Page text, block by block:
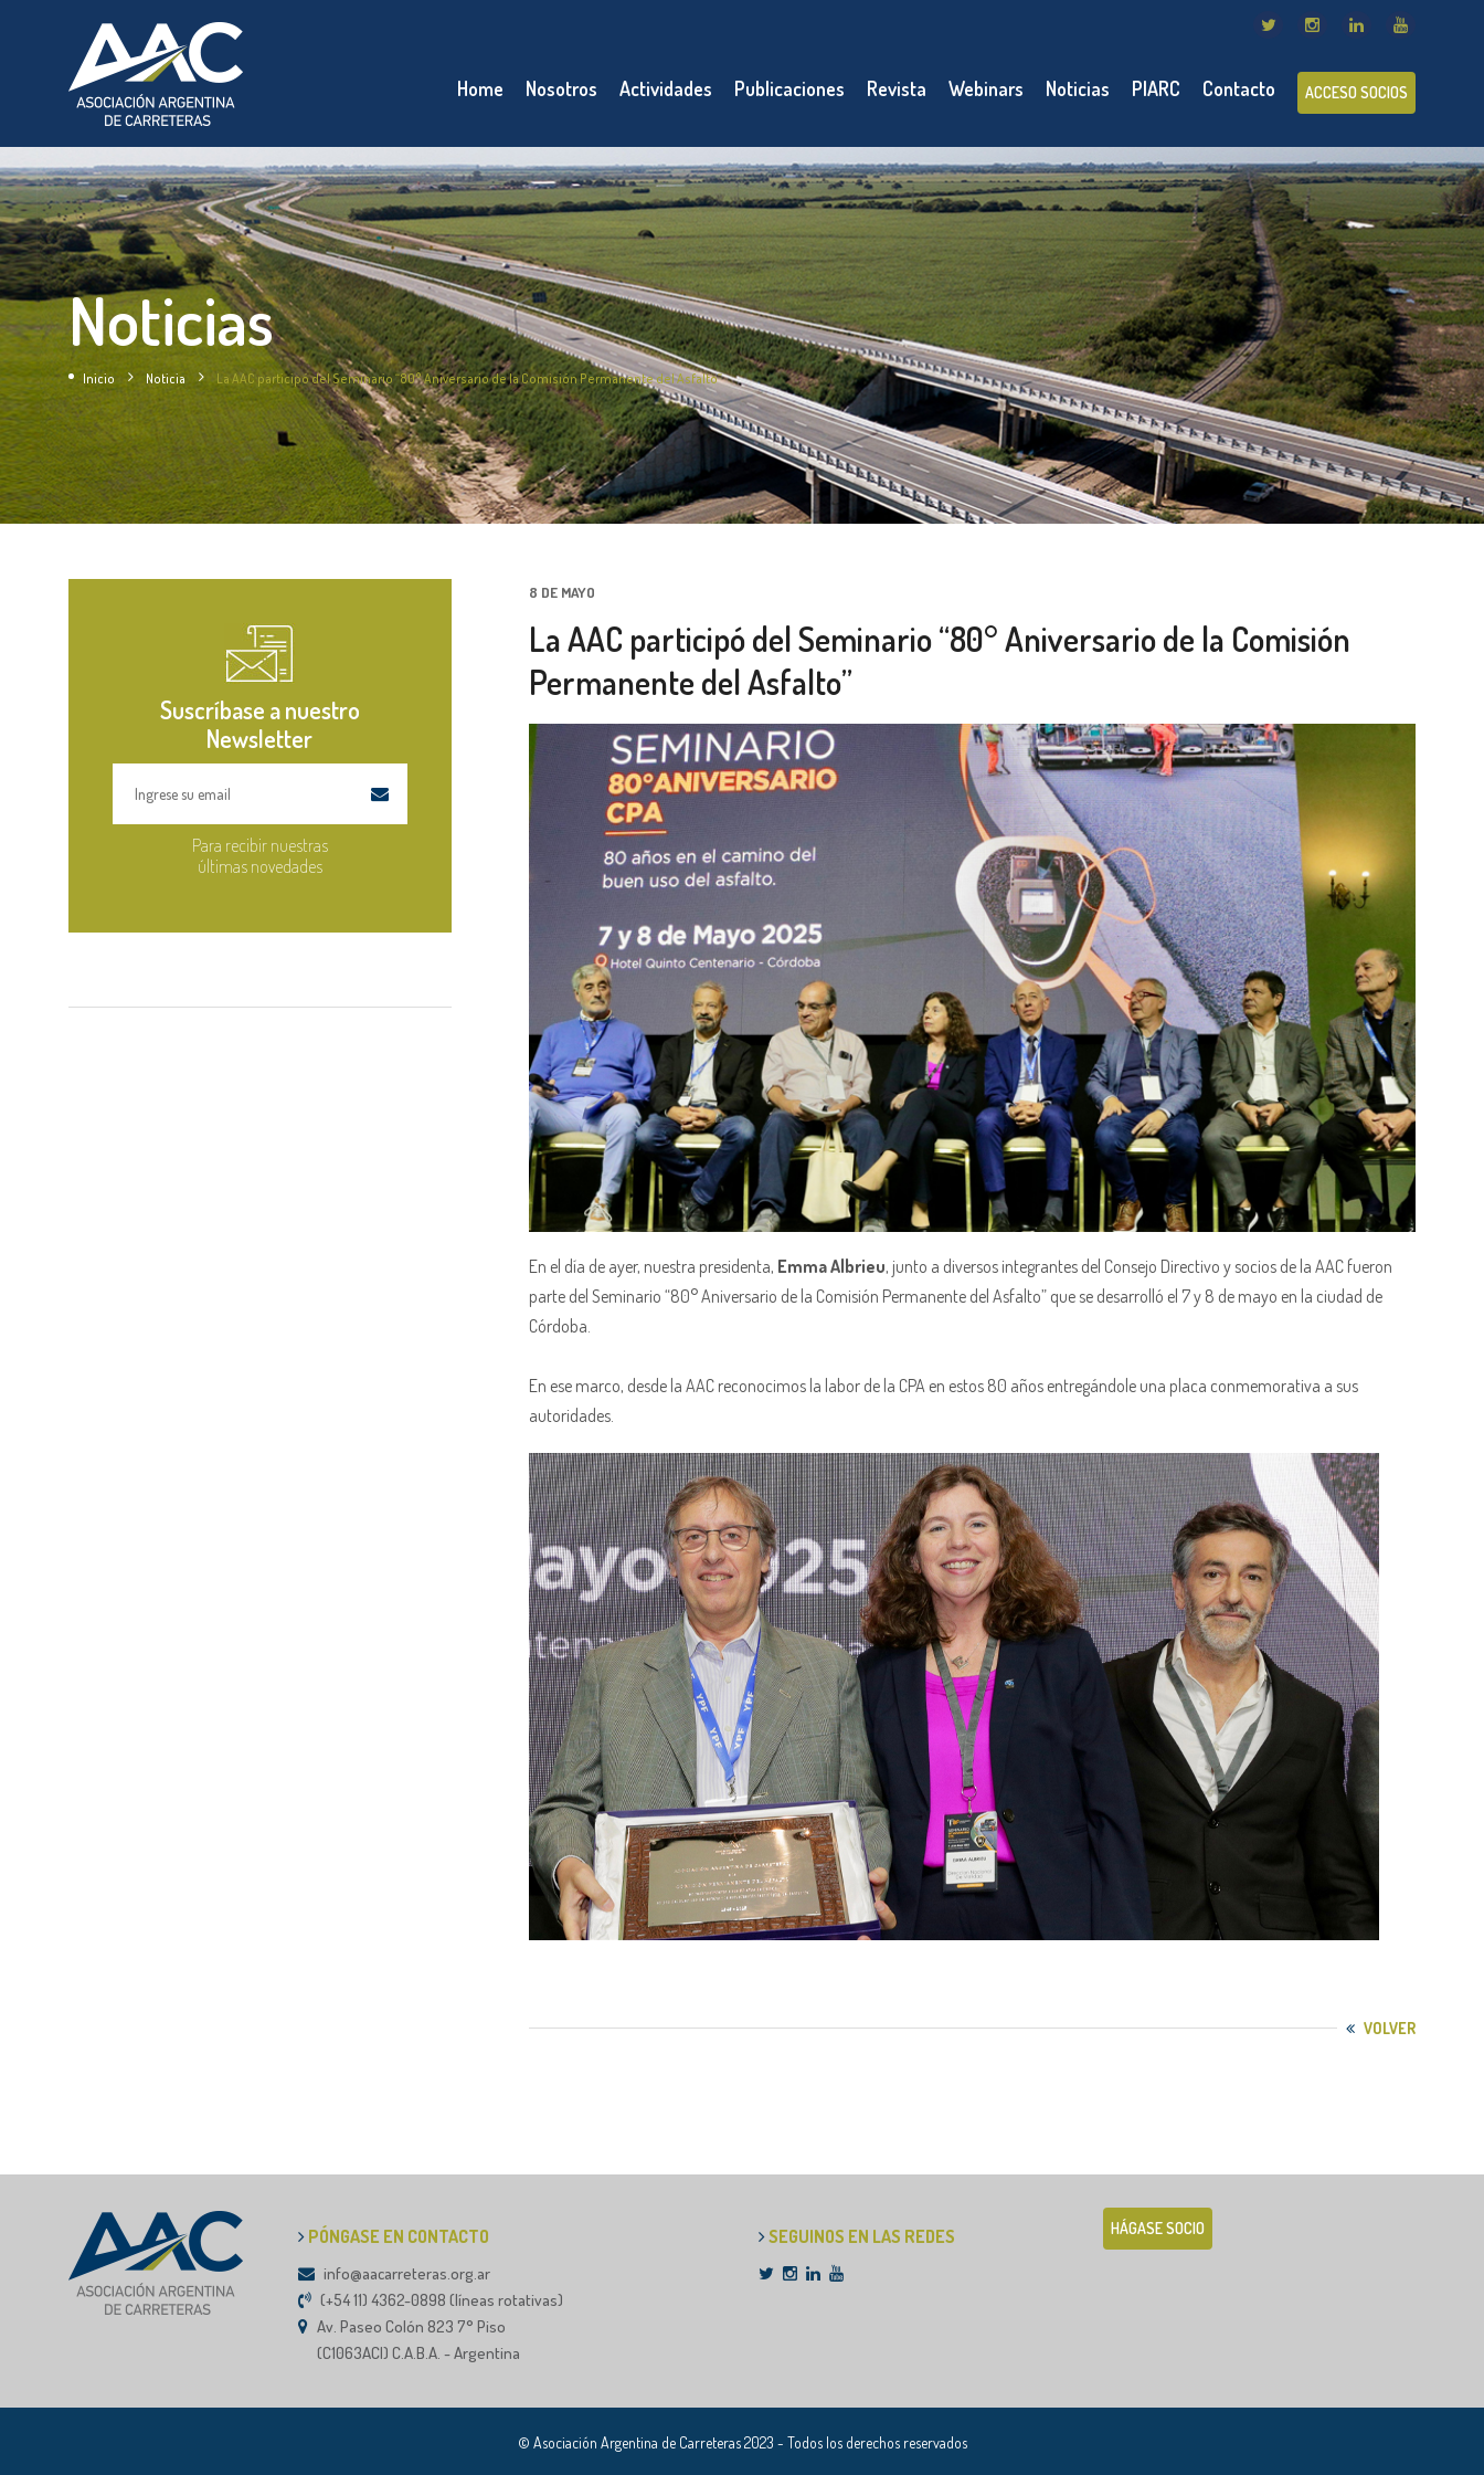
Home Nosotros Actividades Publicaciones Revista Webinars Noticias PIARC Contacto ACCESO SOCIOS
Noticias
Inicio Noticia La AAC participó del Seminario “80° Aniversario de la Comisión Permanente del Asfalto”
Suscríbase a nuestro
Newsletter
Para recibir nuestras
últimas novedades
8 DE MAYO
La AAC participó del Seminario “80° Aniversario de la Comisión
Permanente del Asfalto”
En el día de ayer, nuestra presidenta, Emma Albrieu, junto a diversos integrantes del Consejo Directivo y socios de la AAC fueron
parte del Seminario “80° Aniversario de la Comisión Permanente del Asfalto” que se desarrolló el 7 y 8 de mayo en la ciudad de
Córdoba.
En ese marco, desde la AAC reconocimos la labor de la CPA en estos 80 años entregándole una placa conmemorativa a sus
autoridades.
VOLVER
PÓNGASE EN CONTACTO
info@aacarreteras.org.ar
(+54 11) 4362-0898 (líneas rotativas)
Av. Paseo Colón 823 7° Piso
(C1063ACI) C.A.B.A. - Argentina
SEGUINOS EN LAS REDES HÁGASE SOCIO
© Asociación Argentina de Carreteras 2023 - Todos los derechos reservados